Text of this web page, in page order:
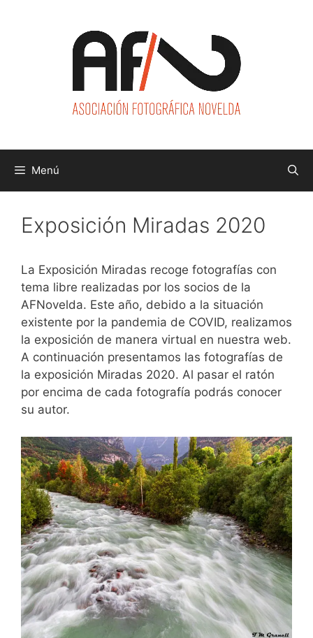
Menú
Exposición Miradas 2020
La Exposición Miradas recoge fotografías con
tema libre realizadas por los socios de la
AFNovelda. Este año, debido a la situación
existente por la pandemia de COVID, realizamos
la exposición de manera virtual en nuestra web.
A continuación presentamos las fotografías de
la exposición Miradas 2020. Al pasar el ratón
por encima de cada fotografía podrás conocer
su autor.